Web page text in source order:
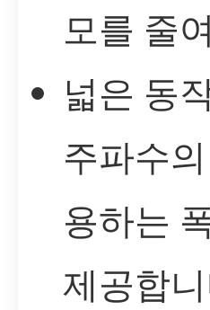
모를 줄
넓은 동
주파수
용하는
제공합